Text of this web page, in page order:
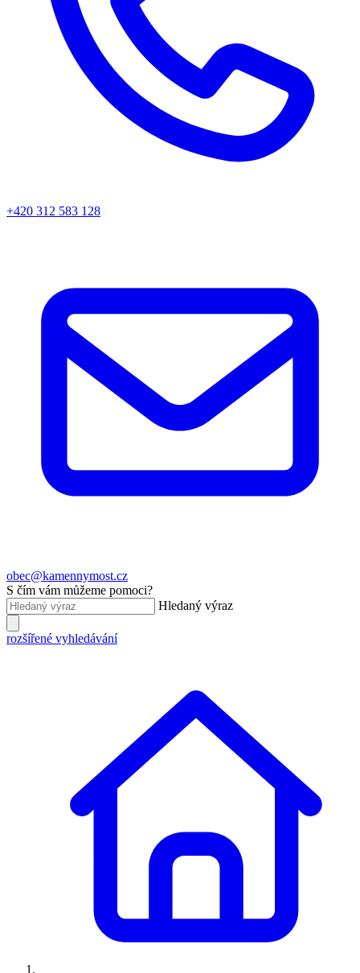
+420 312 583 128
obec@kamennymost.cz
S čím vám můžeme pomoci?
Hledaný výraz
rozšířené vyhledávání